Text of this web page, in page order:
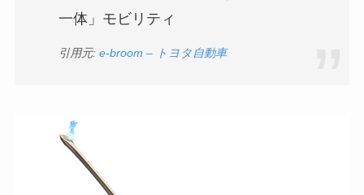
一体」モビリティ
引用元: e-broom – トヨタ自動車